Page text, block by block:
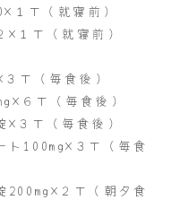
１Ｔ（就寝前）
×１Ｔ（就寝前）
Ｔ（毎食後）
６Ｔ（毎食後）
×３Ｔ（毎食後）
ト100mg×３Ｔ（毎食
200mg×２Ｔ（朝夕食